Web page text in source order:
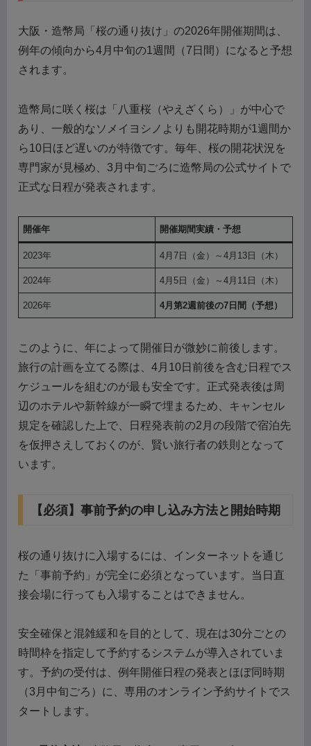
大阪・造幣局「桜の通り抜け」の2026年開催期間は、
例年の傾向から4月中旬の1週間（7日間）になると予想
されます。
造幣局に咲く桜は「八重桜（やえざくら）」が中心で
あり、一般的なソメイヨシノよりも開花時期が1週間か
ら10日ほど遅いのが特徴です。毎年、桜の開花状況を
専門家が見極め、3月中旬ごろに造幣局の公式サイトで
正式な日程が発表されます。
開催年 開催期間実績・予想
2023年 4月7日（金）～4月13日（木）
2024年 4月5日（金）～4月11日（木）
2026年 4月第2週前後の7日間（予想）
このように、年によって開催日が微妙に前後します。
旅行の計画を立てる際は、4月10日前後を含む日程でス
ケジュールを組むのが最も安全です。正式発表後は周
辺のホテルや新幹線が一瞬で埋まるため、キャンセル
規定を確認した上で、日程発表前の2月の段階で宿泊先
を仮押さえしておくのが、賢い旅行者の鉄則となって
います。
【必須】事前予約の申し込み方法と開始時期
桜の通り抜けに入場するには、インターネットを通じ
た「事前予約」が完全に必須となっています。当日直
接会場に行っても入場することはできません。
安全確保と混雑緩和を目的として、現在は30分ごとの
時間枠を指定して予約するシステムが導入されていま
す。予約の受付は、例年開催日程の発表とほぼ同時期
（3月中旬ごろ）に、専用のオンライン予約サイトでス
タートします。